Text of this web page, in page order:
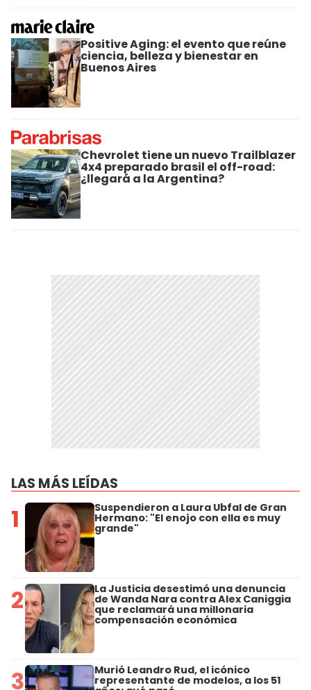
Positive Aging: el evento que reúne
ciencia, belleza y bienestar en
Buenos Aires
Chevrolet tiene un nuevo Trailblazer
4x4 preparado brasil el off-road:
¿llegará a la Argentina?
LAS MÁS LEÍDAS
1 Suspendieron a Laura Ubfal de Gran
Hermano: "El enojo con ella es muy
grande"
2 La Justicia desestimó una denuncia
de Wanda Nara contra Alex Caniggia
que reclamará una millonaria
compensación económica
3 Murió Leandro Rud, el icónico
representante de modelos, a los 51